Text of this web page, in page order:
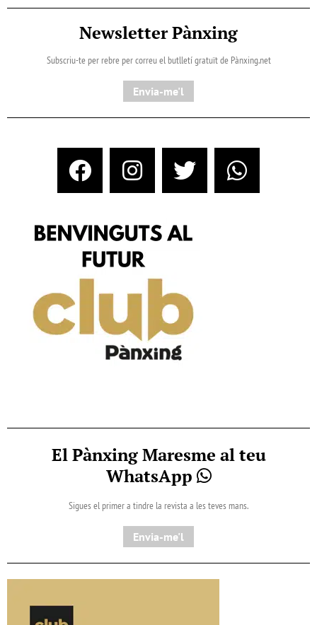
Newsletter Pànxing
Subscriu-te per rebre per correu el butlletí gratuït de Pànxing.net​
Envia-me'l
El Pànxing Maresme al teu
WhatsApp
Sigues el primer a tindre la revista a les teves mans.
Envia-me'l